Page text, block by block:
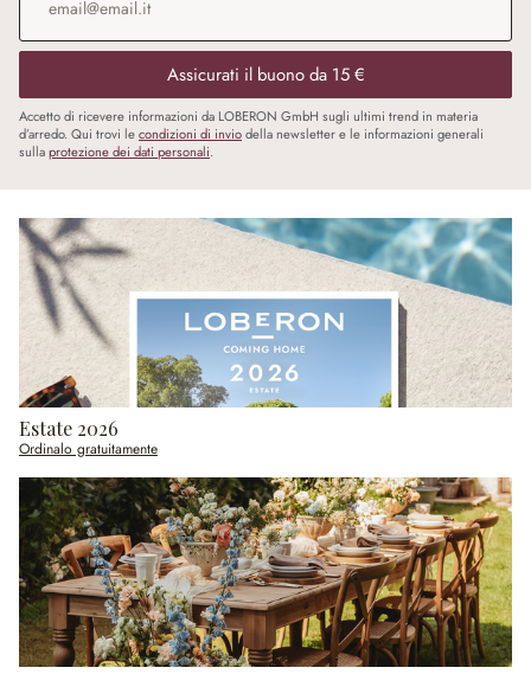
Assicurati il buono da 15 €
Accetto di ricevere informazioni da LOBERON GmbH sugli ultimi trend in materia
d’arredo. Qui trovi lecondizioni di inviodella newsletter e le informazioni generali
sullaprotezione dei dati personali.
Estate 2026
Ordinalo gratuitamente